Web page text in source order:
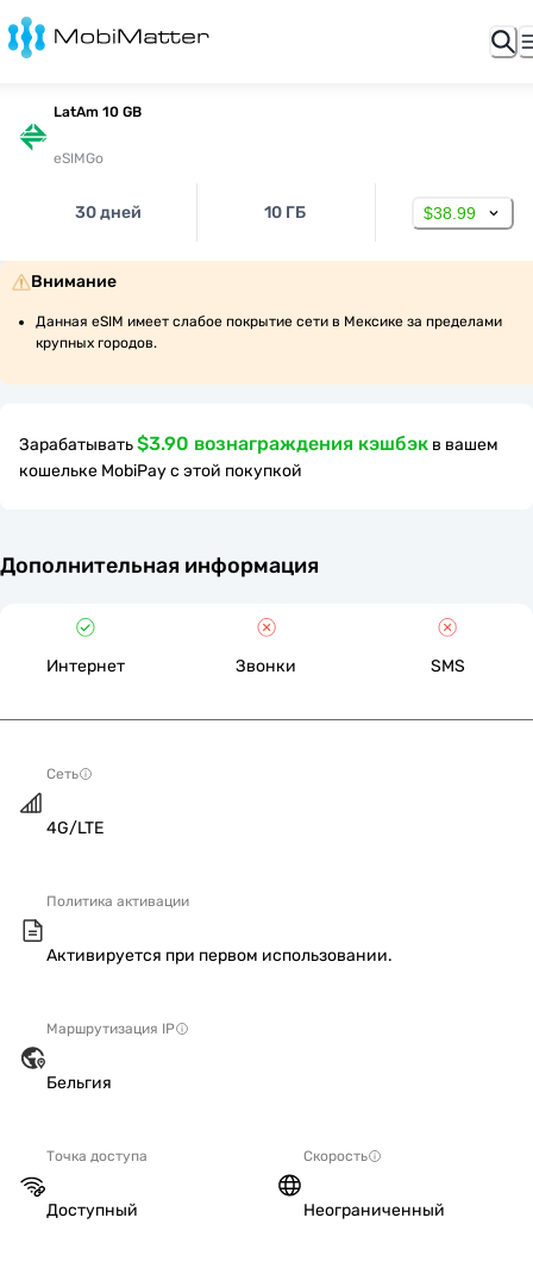
LatAm 10 GB
eSIMGo
30 дней 10 ГБ $38.99
Внимание
Данная eSIM имеет слабое покрытие сети в Мексике за пределами
крупных городов.
Зарабатывать$3.90 вознаграждения кэшбэк в вашем
кошельке MobiPay с этой покупкой
Дополнительная информация
Интернет Звонки SMS
Сеть
4G/LTE
Политика активации
Активируется при первом использовании.
Маршрутизация IP
Бельгия
Точка доступа
Доступный
Скорость
Неограниченный